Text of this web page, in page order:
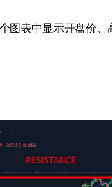
图表中显示开盘价、